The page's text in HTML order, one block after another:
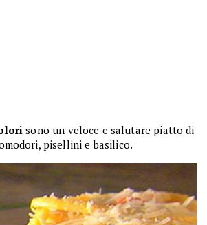
sono un veloce e salutare piatto di
pisellini e basilico.